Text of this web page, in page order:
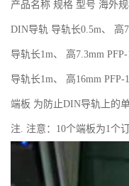
产品名称 规格 型号 海外
DIN导轨 导轨长0.5m、 高
导轨长1m、 高7.3mm
导轨长1m、 高16mm PFP-
端板 为防止DIN导轨上的
注. 注意：10个端板为1个